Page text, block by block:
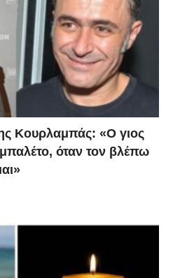
Κουρλαμπάς: «Ο γιος
όταν τον βλέπω